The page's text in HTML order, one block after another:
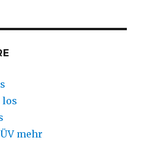
los
mehr